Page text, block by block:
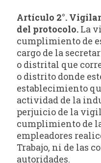
Artículo 2°.
del protocolo. La
cumplimiento de
cargo de la
o distrital que
o distrito donde
establecimiento
actividad de la
perjuicio de la
cumplimiento de
empleadores
Trabajo, ni de las
autoridades.